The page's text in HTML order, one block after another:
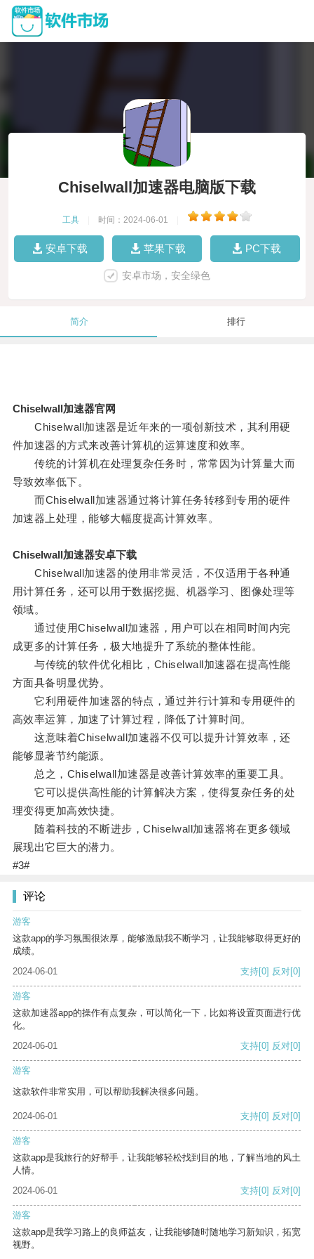
Chiselwall加速器电脑版下载
工具 时间：2024-06-01
安卓下载 苹果下载 PC下载
安卓市场，安全绿色
简介 排行
Chiselwall加速器官网
Chiselwall加速器是近年来的一项创新技术，其利用硬
件加速器的方式来改善计算机的运算速度和效率。
传统的计算机在处理复杂任务时，常常因为计算量大而
导致效率低下。
而Chiselwall加速器通过将计算任务转移到专用的硬件
加速器上处理，能够大幅度提高计算效率。
Chiselwall加速器安卓下载
Chiselwall加速器的使用非常灵活，不仅适用于各种通
用计算任务，还可以用于数据挖掘、机器学习、图像处理等
领域。
通过使用Chiselwall加速器，用户可以在相同时间内完
成更多的计算任务，极大地提升了系统的整体性能。
与传统的软件优化相比，Chiselwall加速器在提高性能
方面具备明显优势。
它利用硬件加速器的特点，通过并行计算和专用硬件的
高效率运算，加速了计算过程，降低了计算时间。
这意味着Chiselwall加速器不仅可以提升计算效率，还
能够显著节约能源。
总之，Chiselwall加速器是改善计算效率的重要工具。
它可以提供高性能的计算解决方案，使得复杂任务的处
理变得更加高效快捷。
随着科技的不断进步，Chiselwall加速器将在更多领域
展现出它巨大的潜力。
#3#
评论
游客
这款app的学习氛围很浓厚，能够激励我不断学习，让我能够取得更好的
成绩。
2024-06-01
支持[0] 反对[0]
游客
这款加速器app的操作有点复杂，可以简化一下，比如将设置页面进行优
化。
2024-06-01
支持[0] 反对[0]
游客
这款软件非常实用，可以帮助我解决很多问题。
2024-06-01 支持[0] 反对[0]
游客
这款app是我旅行的好帮手，让我能够轻松找到目的地，了解当地的风土
人情。
2024-06-01
支持[0] 反对[0]
游客
这款app是我学习路上的良师益友，让我能够随时随地学习新知识，拓宽
视野。